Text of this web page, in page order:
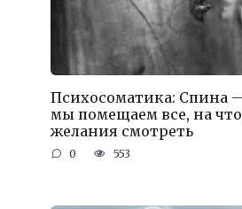
Психосоматика: Спина
мы помещаем все, на что
желания смотреть
0 553